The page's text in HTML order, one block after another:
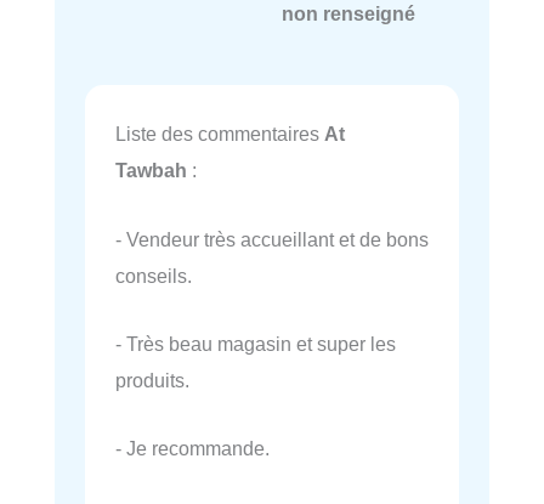
non renseigné
Liste des commentaires At
Tawbah :
- Vendeur très accueillant et de bons
conseils.
- Très beau magasin et super les
produits.
- Je recommande.